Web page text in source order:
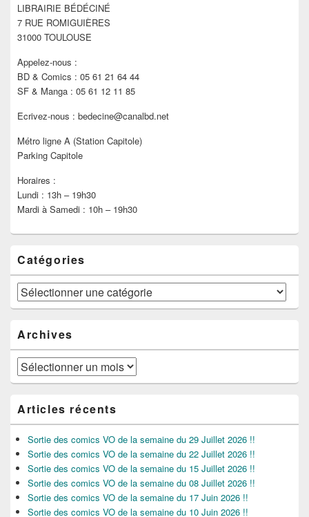
barre
latérale
LIBRAIRIE BÉDÉCINÉ
7 RUE ROMIGUIÈRES
31000 TOULOUSE
Appelez-nous :
BD & Comics : 05 61 21 64 44
SF & Manga : 05 61 12 11 85
Ecrivez-nous : bedecine@canalbd.net
Métro ligne A (Station Capitole)
Parking Capitole
Horaires :
Lundi : 13h – 19h30
Mardi à Samedi : 10h – 19h30
Catégories
Catégories
Archives
Archives
Articles récents
Sortie des comics VO de la semaine du 29 Juillet 2026 !!
Sortie des comics VO de la semaine du 22 Juillet 2026 !!
Sortie des comics VO de la semaine du 15 Juillet 2026 !!
Sortie des comics VO de la semaine du 08 Juillet 2026 !!
Sortie des comics VO de la semaine du 17 Juin 2026 !!
Sortie des comics VO de la semaine du 10 Juin 2026 !!